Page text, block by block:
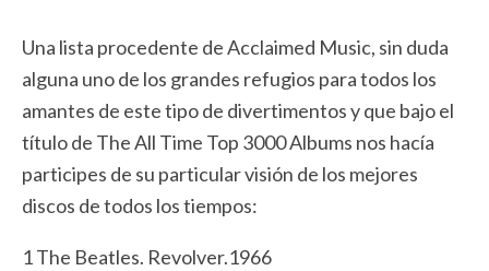
Una lista procedente de Acclaimed Music, sin duda
alguna uno de los grandes refugios para todos los
amantes de este tipo de divertimentos y que bajo el
título de The All Time Top 3000 Albums nos hacía
participes de su particular visión de los mejores
discos de todos los tiempos:
1 The Beatles. Revolver.1966